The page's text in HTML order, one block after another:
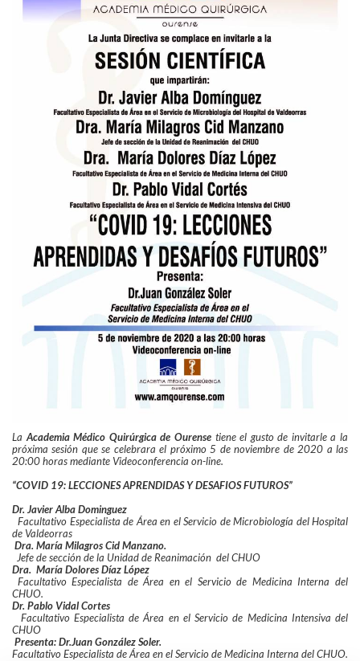
La Academia Médico Quirúrgica de Ourensetiene el gusto de invitarle a la
próxima sesión que se celebrara el próximo 5 de noviembre de 2020 a las
20:00 horas mediante Videoconferencia on-line.
“COVID 19: LECCIONES APRENDIDAS Y DESAFIOS FUTUROS”
Dr. Javier Alba Dominguez
Facultativo Especialista de Área en el Servicio de Microbiología del Hospital
de Valdeorras
Dra. María Milagros Cid Manzano.
Jefe de sección de la Unidad de Reanimación del CHUO
Dra. María Dolores Díaz López
Facultativo Especialista de Área en el Servicio de Medicina Interna del
CHUO.
Dr. Pablo Vidal Cortes
Facultativo Especialista de Área en el Servicio de Medicina Intensiva del
CHUO
Presenta: Dr.Juan González Soler.
Facultativo Especialista de Área en el Servicio de Medicina Interna del CHUO.